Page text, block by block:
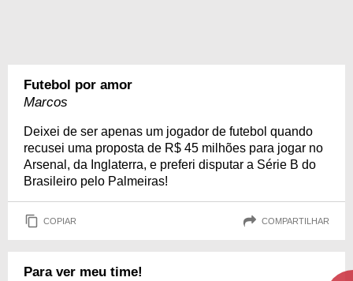
Futebol por amor
Marcos
Deixei de ser apenas um jogador de futebol quando
recusei uma proposta de R$ 45 milhões para jogar no
Arsenal, da Inglaterra, e preferi disputar a Série B do
Brasileiro pelo Palmeiras!
COPIAR COMPARTILHAR
Para ver meu time!